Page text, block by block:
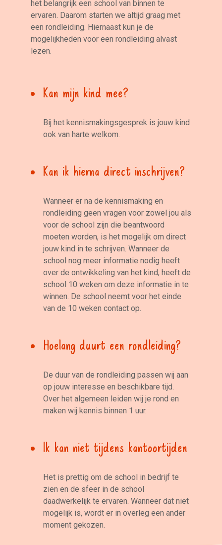
het belangrijk een school van binnen te
ervaren. Daarom starten we altijd graag met
een rondleiding. Hiernaast kun je de
mogelijkheden voor een rondleiding alvast
lezen.
Kan mijn kind mee?
Bij het kennismakingsgesprek is jouw kind
ook van harte welkom.
Kan ik hierna direct inschrijven?
Wanneer er na de kennismaking en
rondleiding geen vragen voor zowel jou als
voor de school zijn die beantwoord
moeten worden, is het mogelijk om direct
jouw kind in te schrijven. Wanneer de
school nog meer informatie nodig heeft
over de ontwikkeling van het kind, heeft de
school 10 weken om deze informatie in te
winnen. De school neemt voor het einde
van de 10 weken contact op.
Hoelang duurt een rondleiding?
De duur van de rondleiding passen wij aan
op jouw interesse en beschikbare tijd.
Over het algemeen leiden wij je rond en
maken wij kennis binnen 1 uur.
Ik kan niet tijdens kantoortijden
Het is prettig om de school in bedrijf te
zien en de sfeer in de school
daadwerkelijk te ervaren. Wanneer dat niet
mogelijk is, wordt er in overleg een ander
moment gekozen.